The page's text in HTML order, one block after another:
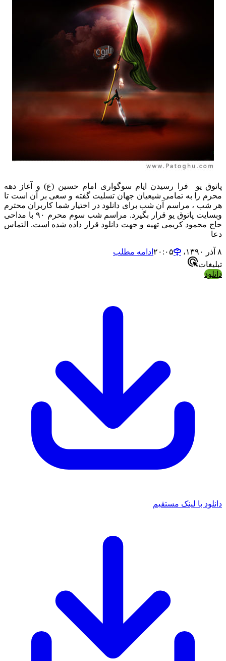
پاتوق یو فرا رسیدن ایام سوگواری امام حسین (ع) و آغاز دهه
محرم را به تمامی شیعیان جهان تسلیت گفته و سعی بر آن است تا
هر شب ، مراسم آن شب برای دانلود در اختیار شما کاربران محترم
وبسایت پاتوق یو قرار بگیرد. مراسم شب سوم محرم ۹۰ با مداحی
حاج محمود کریمی تهیه و جهت دانلود قرار داده شده است. التماس
دعا
۸ آذر ۱۳۹۰،‏ ۲۰:۰۵
ادامه مطلب
تبلیغات
دانلود
دانلود با لینک مستقیم